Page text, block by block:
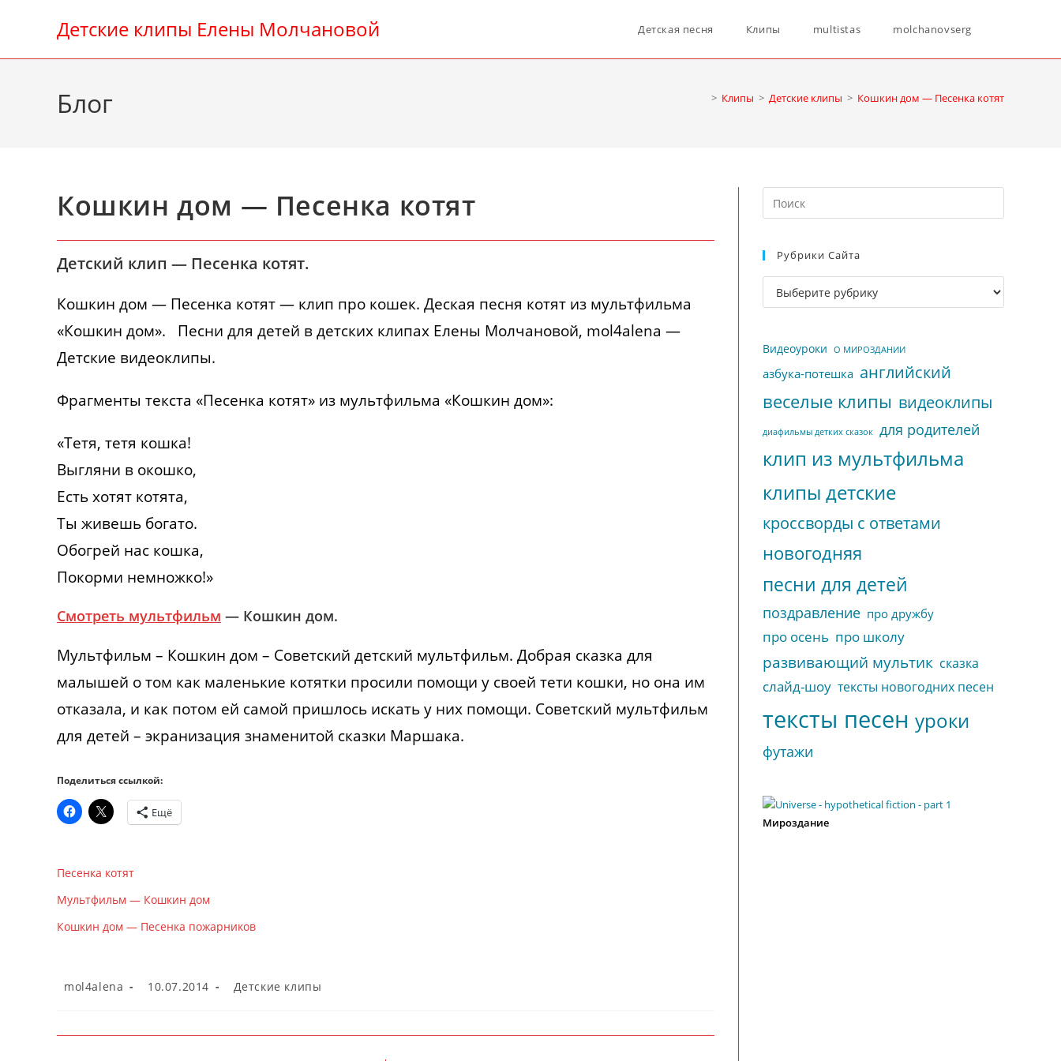
Детские клипы Елены Молчановой Детская песня Клипы multistas molchanovserg
Блог > Клипы > Детские клипы > Кошкин дом — Песенка котят
Кошкин дом — Песенка котят
Детский клип — Песенка котят.
Кошкин дом — Песенка котят — клип про кошек. Деская песня котят из мультфильма
«Кошкин дом». Песни для детей в детских клипах Елены Молчановой, mol4alena —
Детские видеоклипы.
Фрагменты текста «Песенка котят» из мультфильма «Кошкин дом»:
«Тетя, тетя кошка!
Выгляни в окошко,
Есть хотят котята,
Ты живешь богато.
Обогрей нас кошка,
Покорми немножко!»
Смотреть мультфильм — Кошкин дом.
Мультфильм – Кошкин дом – Советский детский мультфильм. Добрая сказка для
малышей о том как маленькие котятки просили помощи у своей тети кошки, но она им
отказала, и как потом ей самой пришлось искать у них помощи. Советский мультфильм
для детей – экранизация знаменитой сказки Маршака.
Поделиться ссылкой:
Ещё
Песенка котят
Мультфильм — Кошкин дом
Кошкин дом — Песенка пожарников
Автор
mol4alena
Запись
10.07.2014
Рубрика
записи:
Детские клипы
клавишу
закрыть
Рубрики Сайта
Рубрики
сайта
Видеоуроки О МИРОЗДАНИИ
азбука-потешка английский
веселые клипы видеоклипы
диафильмы детких сказок для родителей
клип из мультфильма
клипы детские
кроссворды с ответами
новогодняя
песни для детей
поздравление про дружбу
про осень про школу
развивающий мультик сказка
слайд-шоу тексты новогодних песен
тексты песен уроки
футажи
Мироздание